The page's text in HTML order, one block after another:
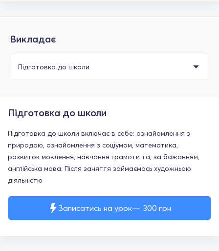
Викладає
Записатись на урок 300 грн
Підготовка до школи
Підготовка до школи включає в себе: ознайомлення з
природою, ознайомлення з соціумом, математика,
розвиток мовлення, навчання грамоти та, за бажанням,
англійська мова. Після заняття займаємось художньою
діяльністю